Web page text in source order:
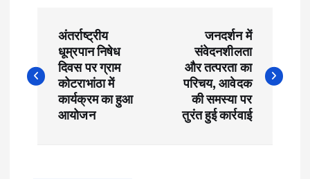
o
s
अंतर्राष्ट्रीय
धूम्रपान निषेध
दिवस पर ग्राम
कोटराभांठा में
कार्यक्रम का हुआ
आयोजन
जनदर्शन में
संवेदनशीलता
और तत्परता का
परिचय, आवेदक
की समस्या पर
तुरंत हुई कार्रवाई